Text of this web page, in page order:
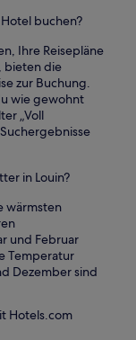
buchen?
Ihre Reisepläne
bieten die
zur Buchung.
wie gewohnt
„Voll
in Louin?
wärmsten
und Februar
Temperatur
Dezember sind
Hotels.com